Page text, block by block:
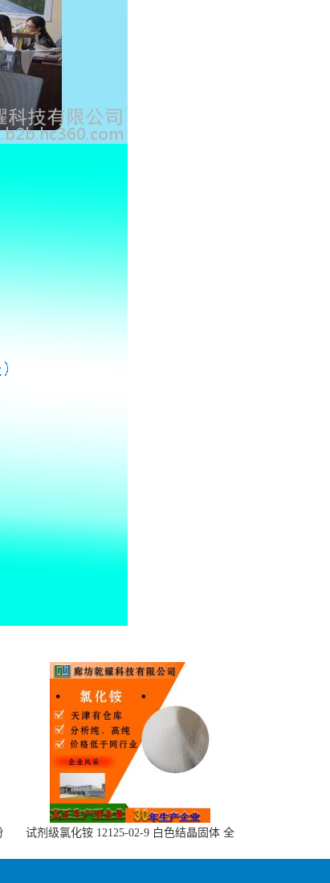
试剂级氯化铵 12125-02-9 白色结晶固体 全